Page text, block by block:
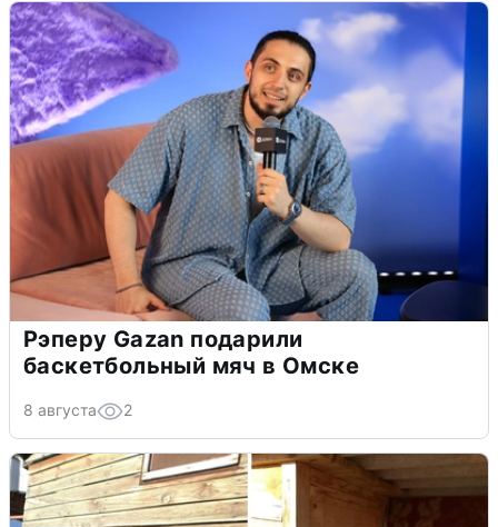
Рэперу Gazan подарили
баскетбольный мяч в Омске
8 августа 2